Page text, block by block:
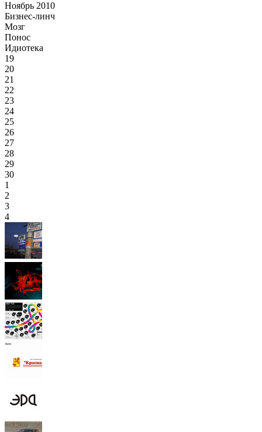
Ноябрь 2010
Бизнес-линч
Мозг
Понос
Идиотека
19
20
21
22
23
24
25
26
27
28
29
30
1
2
3
4